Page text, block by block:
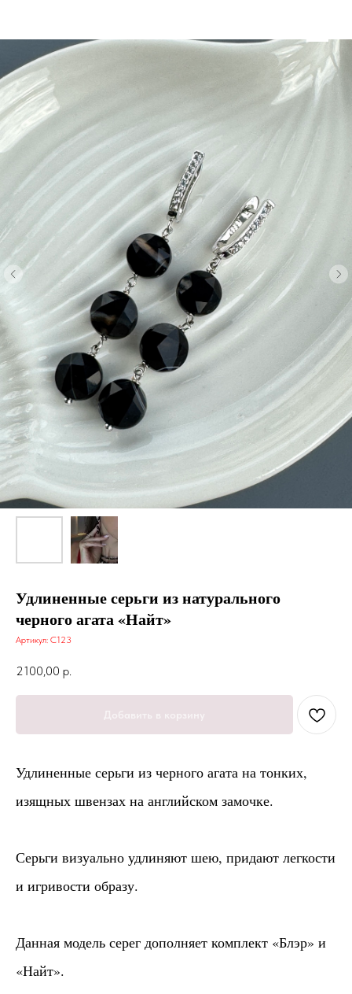
Удлиненные серьги из натурального
черного агата «Найт»
Артикул: С123
2100,00 р.
Удлиненные серьги из черного агата на тонких,
изящных швензах на английском замочке.
Серьги визуально удлиняют шею, придают легкости
и игривости образу.
Данная модель серег дополняет комплект «Блэр» и
«Найт».